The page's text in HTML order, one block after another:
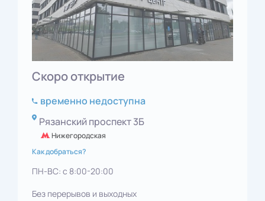
Скоро открытие
временно недоступна
Рязанский проспект 3Б
Нижегородская
Как добраться?
ПН-ВС: с 8:00-20:00
Без перерывов и выходных